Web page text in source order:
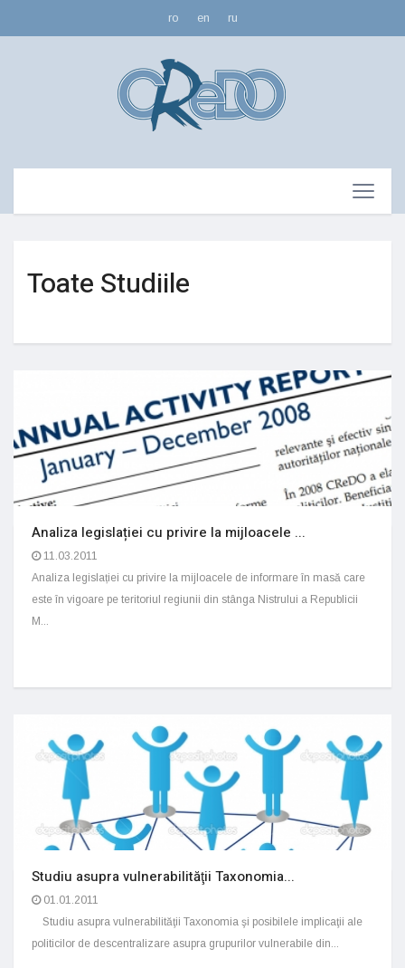
ro en ru
Toate Studiile
Analiza legislației cu privire la mijloacele ...
11.03.2011
Analiza legislației cu privire la mijloacele de informare în masă care
este în vigoare pe teritoriul regiunii din stânga Nistrului a Republicii
M...
Studiu asupra vulnerabilităţii Taxonomia...
01.01.2011
Studiu asupra vulnerabilităţii Taxonomia şi posibilele implicaţii ale
politicilor de descentralizare asupra grupurilor vulnerabile din...